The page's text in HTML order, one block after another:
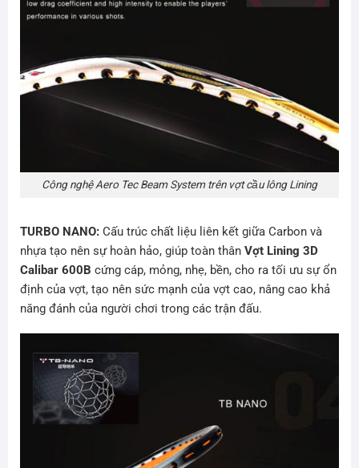
Công nghệ Aero Tec Beam System trên vợt cầu lông Lining
TURBO NANO: Cấu trúc chất liệu liên kết giữa Carbon và
nhựa tạo nên sự hoàn hảo, giúp toàn thân Vợt Lining 3D
Calibar 600B cứng cáp, mỏng, nhẹ, bền, cho ra tối ưu sự ổn
định của vợt, tạo nên sức mạnh của vợt cao, nâng cao khả
năng đánh của người chơi trong các trận đấu.